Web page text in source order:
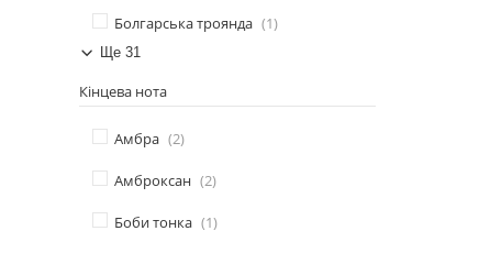
Болгарська троянда 1
Ще 31
Кінцева нота
Амбра 2
Амброксан 2
Боби тонка 1